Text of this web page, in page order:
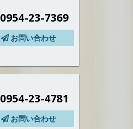
0954-23-7369
お問い合わせ
0954-23-4781
お問い合わせ